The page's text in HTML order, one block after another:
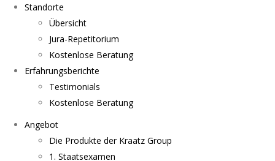
Standorte
Übersicht
Jura-Repetitorium
Kostenlose Beratung
Erfahrungsberichte
Testimonials
Kostenlose Beratung
Angebot
Die Produkte der Kraatz Group
1. Staatsexamen